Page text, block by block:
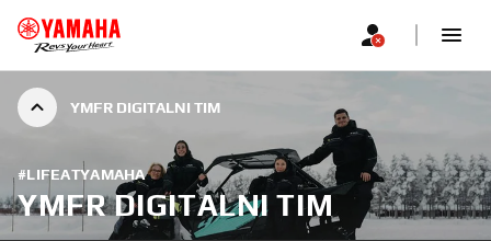
YMFR DIGITALNI TIM
#LIFEATYAMAHA
YMFR DIGITALNI TIM